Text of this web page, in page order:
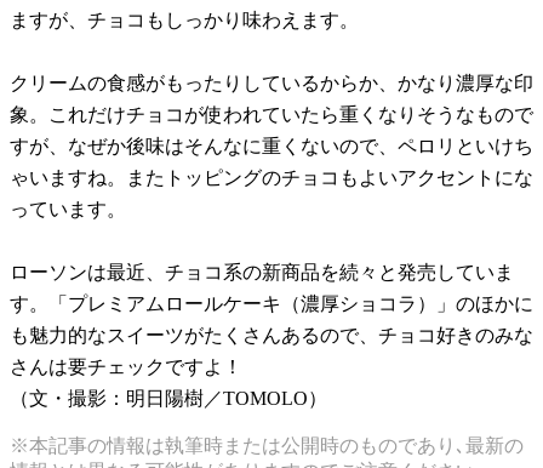
ますが、チョコもしっかり味わえます。
クリームの食感がもったりしているからか、かなり濃厚な印
象。これだけチョコが使われていたら重くなりそうなもので
すが、なぜか後味はそんなに重くないので、ペロリといけち
ゃいますね。またトッピングのチョコもよいアクセントにな
っています。
ローソンは最近、チョコ系の新商品を続々と発売していま
す。「プレミアムロールケーキ（濃厚ショコラ）」のほかに
も魅力的なスイーツがたくさんあるので、チョコ好きのみな
さんは要チェックですよ！
（文・撮影：明日陽樹／TOMOLO）
※本記事の情報は執筆時または公開時のものであり､最新の